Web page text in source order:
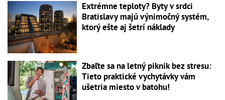
Extrémne teploty? Byty v srdci
Bratislavy majú výnimočný systém,
ktorý ešte aj šetrí náklady
Zbaľte sa na letný piknik bez stresu:
Tieto praktické vychytávky vám
ušetria miesto v batohu!